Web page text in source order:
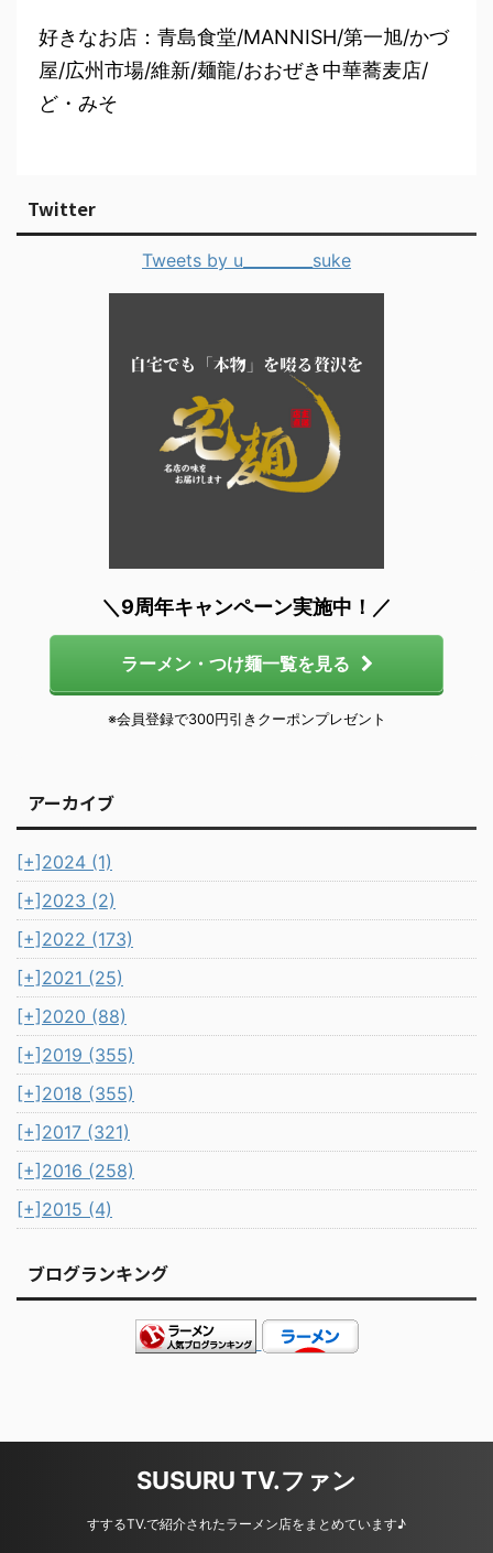
好きなお店：青島食堂/MANNISH/第一旭/かづ
屋/広州市場/維新/麺龍/おおぜき中華蕎麦店/
ど・みそ
Twitter
Tweets by u_________suke
＼9周年キャンペーン実施中！／
ラーメン・つけ麺一覧を見る
※会員登録で300円引きクーポンプレゼント
アーカイブ
[+]2024 (1)
[+]2023 (2)
[+]2022 (173)
[+]2021 (25)
[+]2020 (88)
[+]2019 (355)
[+]2018 (355)
[+]2017 (321)
[+]2016 (258)
[+]2015 (4)
ブログランキング
SUSURU TV.ファン
すするTV.で紹介されたラーメン店をまとめています♪